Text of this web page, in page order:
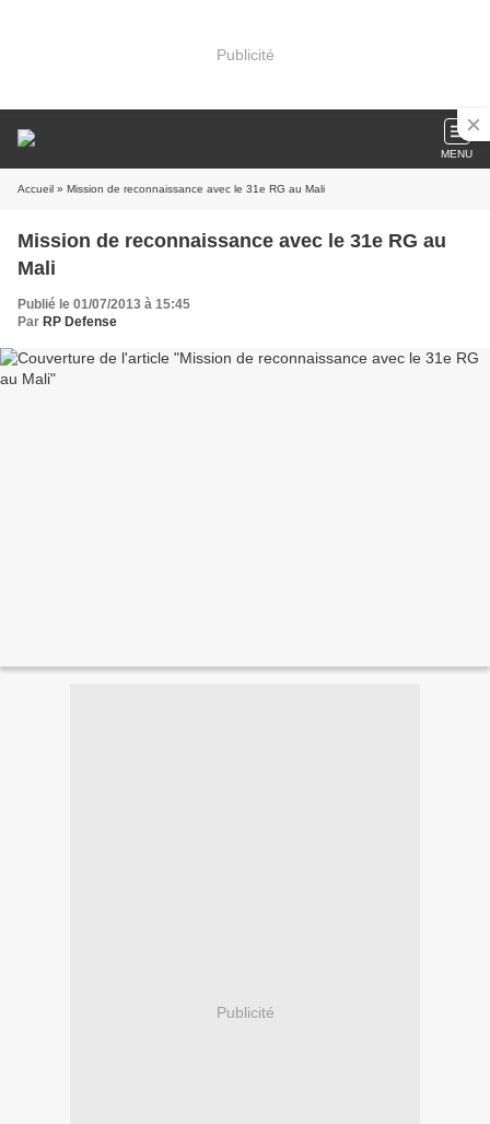
Publicité
MENU
Accueil » Mission de reconnaissance avec le 31e RG au Mali
Mission de reconnaissance avec le 31e RG au
Mali
Publié le 01/07/2013 à 15:45
Par RP Defense
Publicité